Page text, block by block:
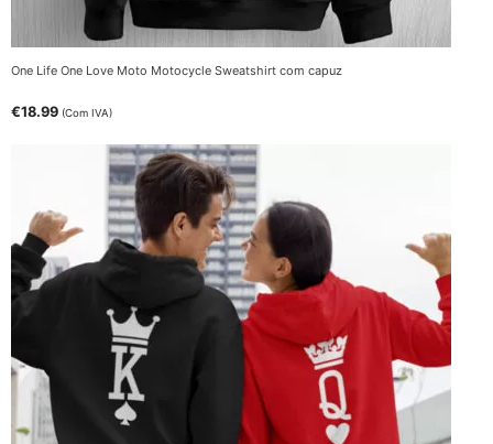
One Life One Love Moto Motocycle Sweatshirt com capuz
€18.99 (Com IVA)